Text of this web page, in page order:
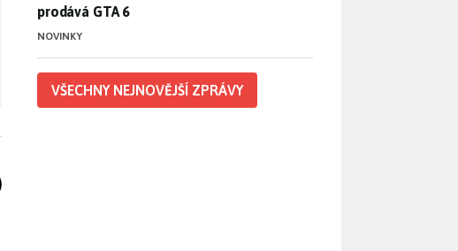
prodává GTA 6
NOVINKY
VŠECHNY NEJNOVĚJŠÍ ZPRÁVY